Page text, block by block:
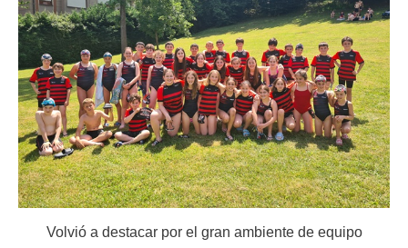
Volvió a destacar por el gran ambiente de equipo